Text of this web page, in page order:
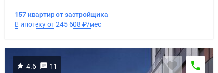
Видео
Субсидированная
157 квартир от застройщика
В ипотеку от 245 608 ₽/мес
4.6 11